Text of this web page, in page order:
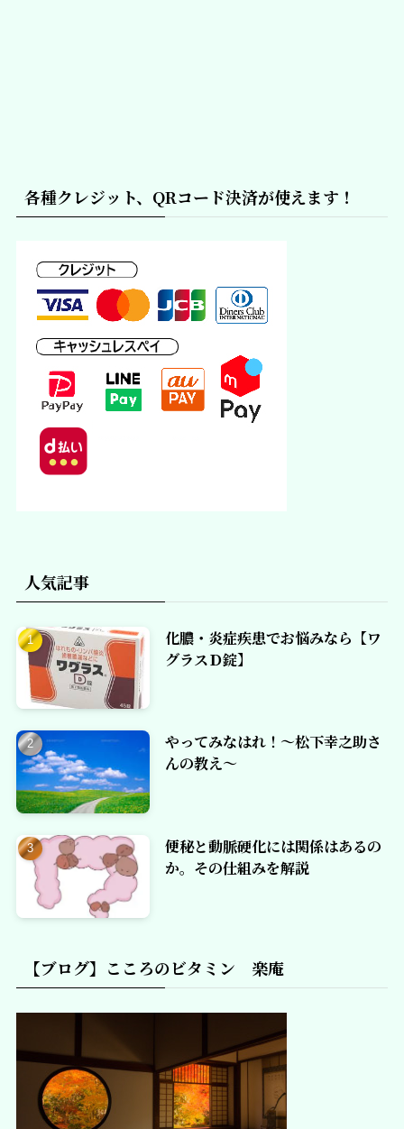
各種クレジット、QRコード決済が使えます！
人気記事
化膿・炎症疾患でお悩みなら【ワ
グラスＤ錠】
やってみなはれ！～松下幸之助さ
んの教え～
便秘と動脈硬化には関係はあるの
か。その仕組みを解説
【ブログ】こころのビタミン 楽庵